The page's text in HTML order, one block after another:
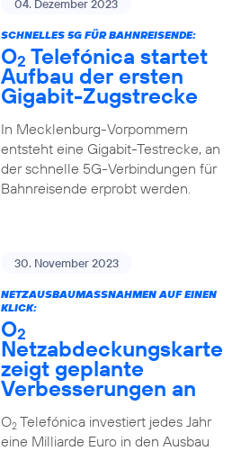
04. Dezember 2023
SCHNELLES 5G FÜR BAHNREISENDE:
O2 Telefónica startet
Aufbau der ersten
Gigabit-Zugstrecke
In Mecklenburg-Vorpommern
entsteht eine Gigabit-Testrecke, an
der schnelle 5G-Verbindungen für
Bahnreisende erprobt werden.
30. November 2023
NETZAUSBAUMASSNAHMEN AUF EINEN K
LICK:
O2
Netzabdeckungskarte
zeigt geplante
Verbesserungen an
O2Telefónica investiert jedes Jahr
eine Milliarde Euro in den Ausbau